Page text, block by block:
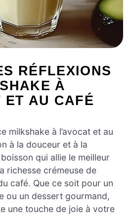
RÉFLEXIONS
À
ET AU CAFÉ
milkshake à l’avocat et au
à la douceur et à la
qui allie le meilleur
richesse crémeuse de
café. Que ce soit pour un
ou un dessert gourmand,
une touche de joie à votre